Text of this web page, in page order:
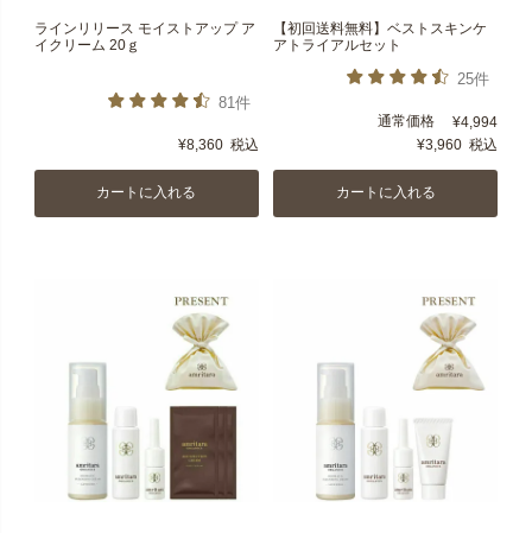
ラインリリース モイストアップ ア
イクリーム 20ｇ
81件
¥8,360 税込
カートに入れる
【初回送料無料】ベストスキンケ
アトライアルセット
25件
通常価格 ¥4,994
¥3,960 税込
カートに入れる